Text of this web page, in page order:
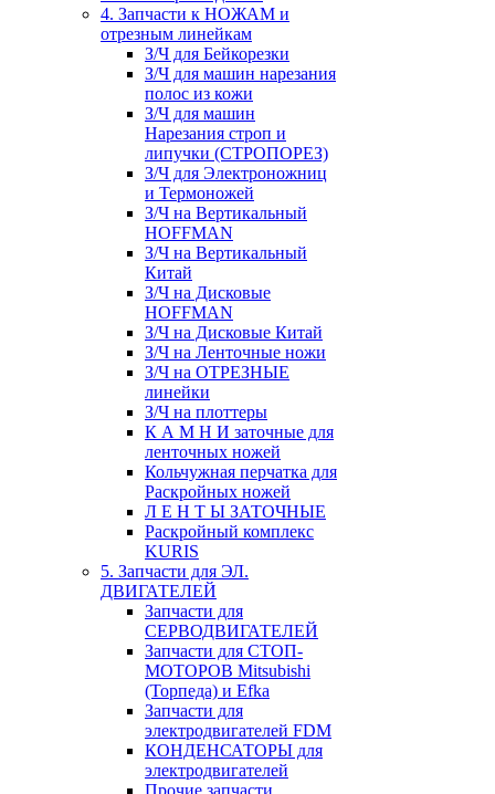
4. Запчасти к НОЖАМ и
отрезным линейкам
З/Ч для Бейкорезки
З/Ч для машин нарезания
полос из кожи
З/Ч для машин
Нарезания строп и
липучки (СТРОПОРЕЗ)
З/Ч для Электроножниц
и Термоножей
З/Ч на Вертикальный
HOFFMAN
З/Ч на Вертикальный
Китай
З/Ч на Дисковые
HOFFMAN
З/Ч на Дисковые Китай
З/Ч на Ленточные ножи
З/Ч на ОТРЕЗНЫЕ
линейки
З/Ч на плоттеры
К А М Н И заточные для
ленточных ножей
Кольчужная перчатка для
Раскройных ножей
Л Е Н Т Ы ЗАТОЧНЫЕ
Раскройный комплекс
KURIS
5. Запчасти для ЭЛ.
ДВИГАТЕЛЕЙ
Запчасти для
СЕРВОДВИГАТЕЛЕЙ
Запчасти для СТОП-
МОТОРОВ Mitsubishi
(Торпеда) и Efka
Запчасти для
электродвигателей FDM
КОНДЕНСАТОРЫ для
электродвигателей
Прочие запчасти